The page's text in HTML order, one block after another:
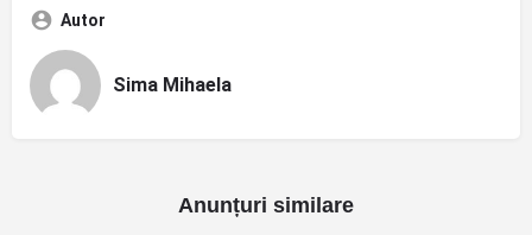
Autor
Sima Mihaela
Anunțuri similare